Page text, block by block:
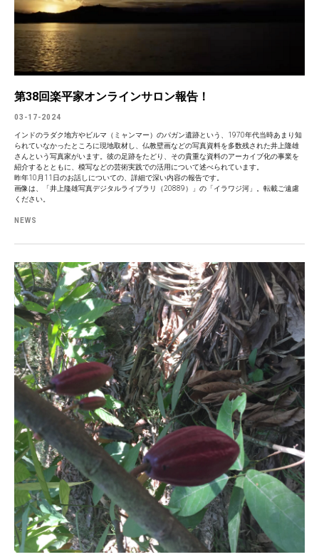
第38回楽平家オンラインサロン報告！
03-17-2024
インドのラダク地方やビルマ（ミャンマー）のパガン遺跡という、1970年代当時あまり知
られていなかったところに現地取材し、仏教壁画などの写真資料を多数残された井上隆雄
さんという写真家がいます。彼の足跡をたどり、その貴重な資料のアーカイブ化の事業を
紹介するとともに、模写などの芸術実践での活用について述べられています。
昨年10月11日のお話しについての、詳細で深い内容の報告です。
画像は、「井上隆雄写真デジタルライブラリ（20889）」の「イラワジ河」。転載ご遠慮
ください。
NEWS